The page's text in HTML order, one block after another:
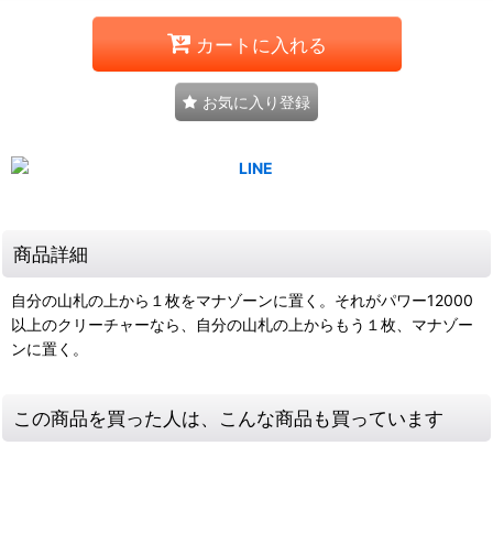
カートに入れる
お気に入り登録
商品詳細
自分の山札の上から１枚をマナゾーンに置く。それがパワー12000
以上のクリーチャーなら、自分の山札の上からもう１枚、マナゾー
ンに置く。
この商品を買った人は、こんな商品も買っています